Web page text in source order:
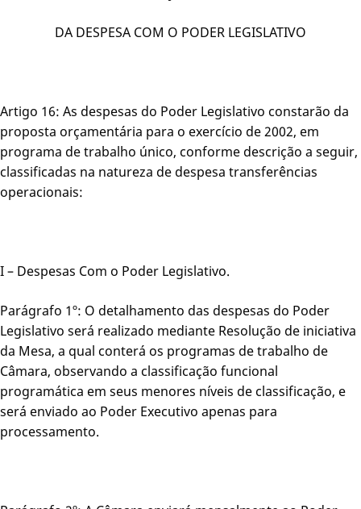
DA DESPESA COM O PODER LEGISLATIVO
Artigo 16: As despesas do Poder Legislativo constarão da
proposta orçamentária para o exercício de 2002, em
programa de trabalho único, conforme descrição a seguir,
classificadas na natureza de despesa transferências
operacionais:
I – Despesas Com o Poder Legislativo.
Parágrafo 1º: O detalhamento das despesas do Poder
Legislativo será realizado mediante Resolução de iniciativa
da Mesa, a qual conterá os programas de trabalho de
Câmara, observando a classificação funcional
programática em seus menores níveis de classificação, e
será enviado ao Poder Executivo apenas para
processamento.